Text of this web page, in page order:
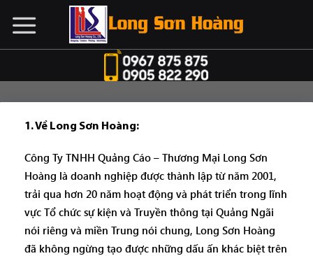
đến
1. Về Long Sơn Hoàng:
Công Ty TNHH Quảng Cáo – Thương Mại Long Sơn
Hoàng là doanh nghiệp được thành lập từ năm 2001,
trải qua hơn 20 năm hoạt động và phát triển trong lĩnh
vực Tổ chức sự kiện và Truyền thông tại Quảng Ngãi
nói riêng và miền Trung nói chung, Long Sơn Hoàng
đã không ngừng tạo được những dấu ấn khác biệt trên